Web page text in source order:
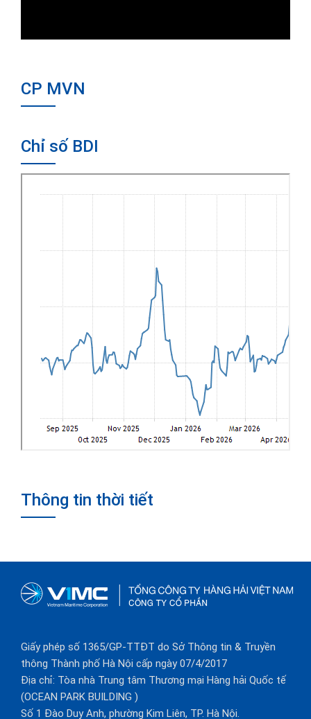
CP MVN
Chỉ số BDI
Thông tin thời tiết
Giấy phép số 1365/GP-TTĐT do Sở Thông tin & Truyền
thông Thành phố Hà Nội cấp ngày 07/4/2017
Địa chỉ: Tòa nhà Trung tâm Thương mại Hàng hải Quốc tế
(OCEAN PARK BUILDING )
Số 1 Đào Duy Anh, phường Kim Liên, TP. Hà Nội.